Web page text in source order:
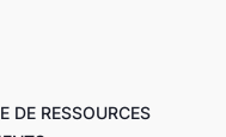
DE RESSOURCES